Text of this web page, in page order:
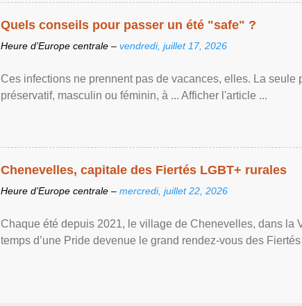
Quels conseils pour passer un été "safe" ?
Heure d’Europe centrale – vendredi, juillet 17, 2026
Ces infections ne prennent pas de vacances, elles. La seule
préservatif, masculin ou féminin, à ... Afficher l'article ...
Chenevelles, capitale des Fiertés LGBT+ rurales
Heure d’Europe centrale – mercredi, juillet 22, 2026
Chaque été depuis 2021, le village de Chenevelles, dans la
temps d’une Pride devenue le grand rendez-vous des